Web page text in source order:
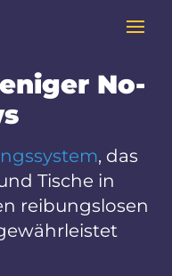
No-
, das
Tische in
reibungslosen